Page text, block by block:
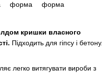
кришки власного
Підходить для гіпсу і бетону.
легко витягувати вироби з